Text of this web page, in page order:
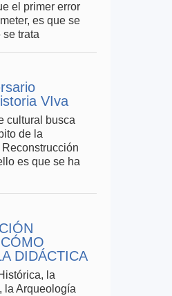
el primer error
es que se
trata
VIva
cultural busca
de la
es que se ha
DIDÁCTICA
la
la Arqueología